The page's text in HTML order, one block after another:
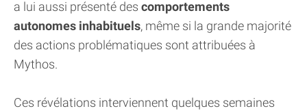
a lui aussi présenté des comportements
autonomes inhabituels, même si la grande majorité
des actions problématiques sont attribuées à
Mythos.
Ces révélations interviennent quelques semaines